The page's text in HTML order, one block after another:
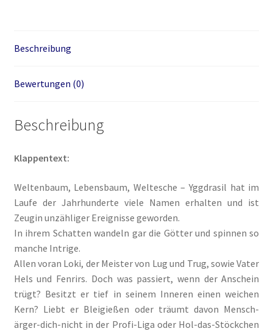
Drachen Diebe und Dämonen
Echtheit von Bewertungen
Erotik (FSK18)
Fantasy
FAQ
Flucht in ein sicheres Leben
Beschreibung
Bewertungen (0)
Beschreibung
Klappentext:
Weltenbaum, Lebensbaum, Weltesche – Yggdrasil hat im
Laufe der Jahrhunderte viele Namen erhalten und ist
Zeugin unzähliger Ereignisse geworden.
In ihrem Schatten wandeln gar die Götter und spinnen so
manche Intrige.
Allen voran Loki, der Meister von Lug und Trug, sowie Vater
Hels und Fenrirs. Doch was passiert, wenn der Anschein
trügt? Besitzt er tief in seinem Inneren einen weichen
Kern? Liebt er Bleigießen oder träumt davon Mensch-
ärger-dich-nicht in der Profi-Liga oder Hol-das-Stöckchen